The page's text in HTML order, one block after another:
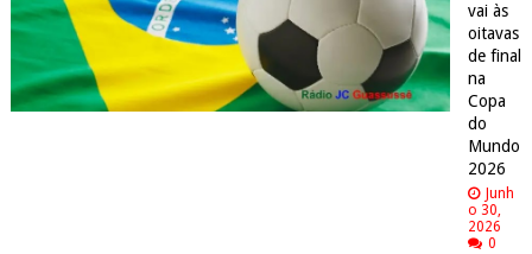
vai às
oitavas
de final
na
Copa
do
Mundo
2026
Junh
o 30,
2026
0